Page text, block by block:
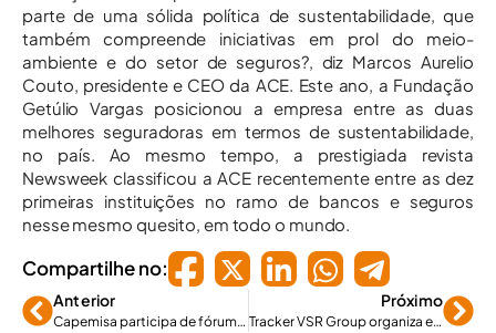
parte de uma sólida política de sustentabilidade, que
também compreende iniciativas em prol do meio-
ambiente e do setor de seguros?, diz Marcos Aurelio
Couto, presidente e CEO da ACE. Este ano, a Fundação
Getúlio Vargas posicionou a empresa entre as duas
melhores seguradoras em termos de sustentabilidade,
no país. Ao mesmo tempo, a prestigiada revista
Newsweek classificou a ACE recentemente entre as dez
primeiras instituições no ramo de bancos e seguros
nesse mesmo quesito, em todo o mundo.
Compartilhe no:
Anterior
Capemisa participa de fórum sobre carnaval
Próximo
Tracker VSR Group organiza evento mundial na Colômbia